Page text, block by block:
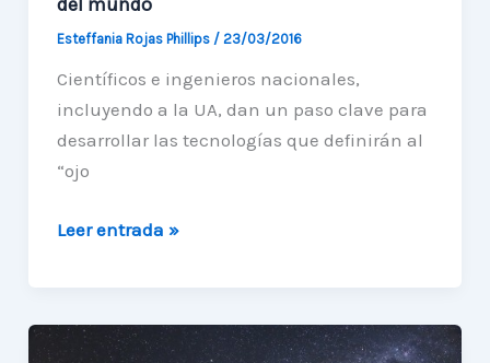
del mundo
Esteffania Rojas Phillips / 23/03/2016
Científicos e ingenieros nacionales,
incluyendo a la UA, dan un paso clave para
desarrollar las tecnologías que definirán al
“ojo
Científicos
en
desarrollo
Leer entrada »